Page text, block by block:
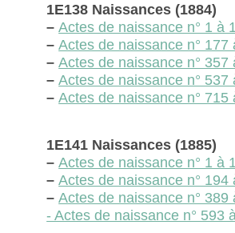
1E138 Naissances (1884)
– Actes de naissance n° 1 à
– Actes de naissance n°
– Actes de naissance n°
– Actes de naissance n°
– Actes de naissance n°
1E141 Naissances (1885)
– Actes de naissance n° 1 à
– Actes de naissance n°
– Actes de naissance n°
- Actes de naissance n° 593